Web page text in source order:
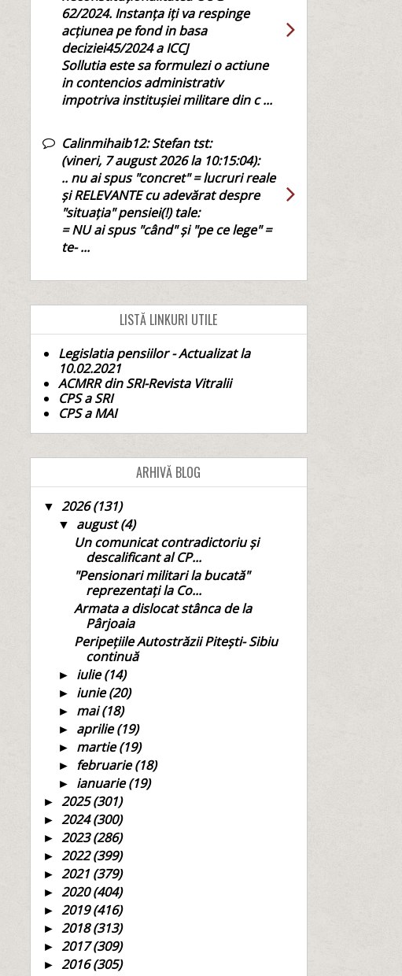
62/2024. Instanța iți va respinge
acțiunea pe fond in basa
deciziei45/2024 a ICCJ
Sollutia este sa formulezi o actiune
in contencios administrativ
impotriva institușiei militare din c ...
Calinmihaib12:Stefan tst:
(vineri, 7 august 2026 la 10:15:04):
.. nu ai spus "concret" = lucruri reale
și RELEVANTE cu adevărat despre
"situația" pensiei(!) tale:
= NU ai spus "când" și "pe ce lege" =
te- ...
LISTĂ LINKURI UTILE
Legislatia pensiilor - Actualizat la
10.02.2021
ACMRR din SRI-Revista Vitralii
CPS a SRI
CPS a MAI
ARHIVĂ BLOG
▼ 2026(131)
▼ august(4)
Un comunicat contradictoriu și
descalificant al CP...
"Pensionari militari la bucată"
reprezentați la Co...
Armata a dislocat stânca de la
Pârjoaia
Peripețiile Autostrăzii Pitești- Sibiu
continuă
► iulie(14)
► iunie(20)
► mai(18)
► aprilie(19)
► martie(19)
► februarie(18)
► ianuarie(19)
► 2025(301)
► 2024(300)
► 2023(286)
► 2022(399)
► 2021 (379)
► 2020(404)
► 2019(416)
► 2018(313)
► 2017(309)
► 2016(305)